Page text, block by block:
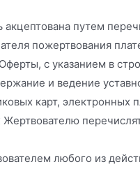
путем
пожертвования
с указанием в
и ведение
карт, электронных
любого из